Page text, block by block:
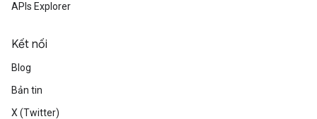
APIs Explorer
Kết nối
Blog
Bản tin
X (Twitter)